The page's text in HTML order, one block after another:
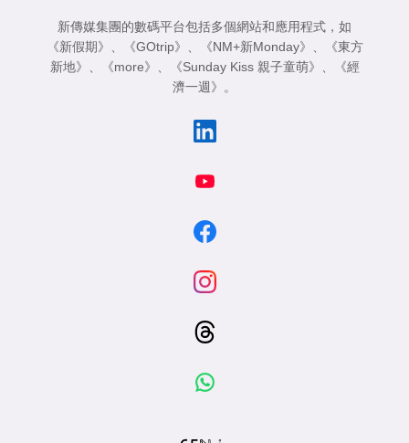
新傳媒集團的數碼平台包括多個網站和應用程式，如
《新假期》 、 《GOtrip》 、 《NM+新Monday》 、
《東方
新地》 、 《more》 、 《Sunday Kiss 親子童萌》 、
《經
濟一週》 。